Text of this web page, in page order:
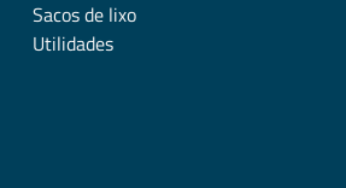
Sacos de lixo
Utilidades